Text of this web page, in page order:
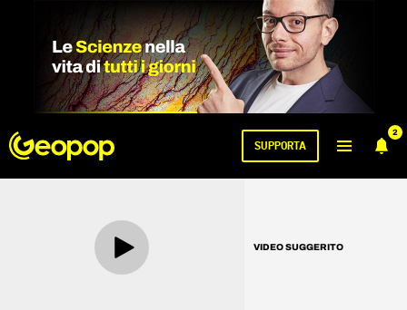
2
SUPPORTA
VIDEO SUGGERITO